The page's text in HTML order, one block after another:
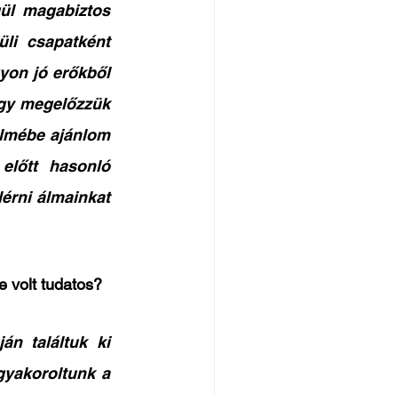
magabiztos
csapatként
jó erőkből
megelőzzük
ajánlom
hasonló
álmainkat
volt tudatos?
találtuk ki
a